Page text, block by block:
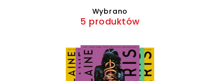
Wybrano
5 produktów